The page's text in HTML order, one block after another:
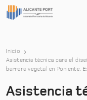
Inicio
Asistencia técnica para el
barrera vegetal en Poniente.
Asistencia